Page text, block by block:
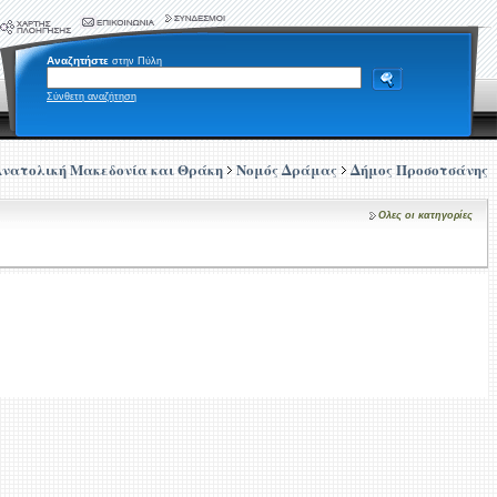
Αναζητήστε στην Πύλη
Σύνθετη αναζήτηση
Μακεδονία και Θράκη Νομός Δράμας Δήμος Προσοτσάνης
Ολες οι κατηγορίες